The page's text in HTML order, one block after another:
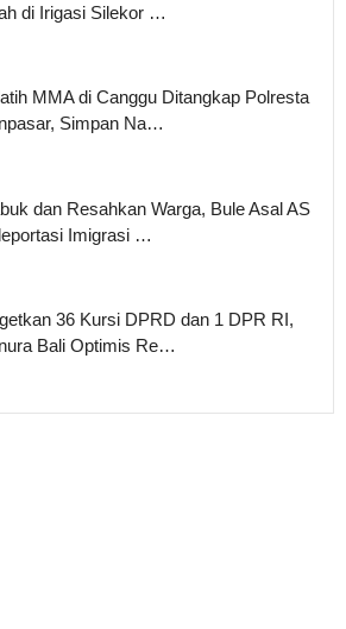
di Irigasi Silekor …
MMA di Canggu Ditangkap Polresta
Simpan Na…
dan Resahkan Warga, Bule Asal AS
Imigrasi …
36 Kursi DPRD dan 1 DPR RI,
Bali Optimis Re…